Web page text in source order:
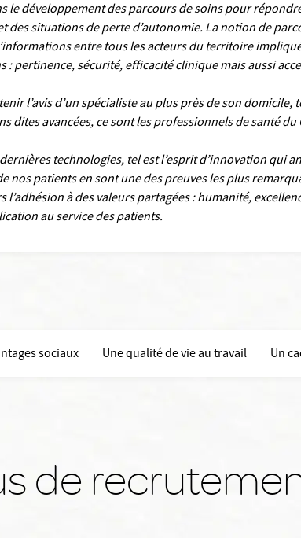
le développement des parcours de soins pour
situations de perte d’autonomie. La notion de
entre tous les acteurs du territoire
pertinence, sécurité, efficacité clinique mais aussi
l’avis d’un spécialiste au plus près de son domicile,
avancées, ce sont les professionnels de santé du
technologies, tel est l’esprit d’innovation qui
nos patients en sont une des preuves les plus
à des valeurs partagées : humanité,
au service des patients.
sociaux Une qualité de vie au travail Un
de